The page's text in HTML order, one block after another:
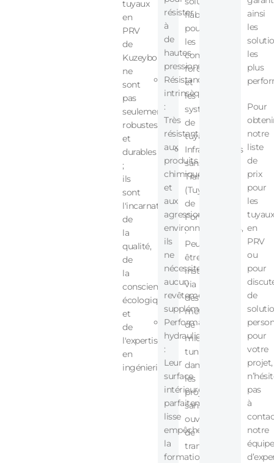
tuyaux
en
PRV
de
Kuzeyboru
ne
sont
pas
seulement
robustes
et
durables
;
ils
sont
l'incarnation
de
la
qualité,
de
la
conscience
écologique
et
de
l'expertise
en
ingénierie.
résister
à
de
hautes
pressions.
Résistance
intrinsèque
:
Très
résistants
aux
produits
chimiques
et
aux
agressions
environnementales,
ils
ne
nécessitent
aucun
revêtement
supplémentaire.
Performance
hydraulique
:
Leur
surface
intérieure
parfaitement
lisse
empêche
la
formation
fiable
pour
les
conduites
forcées
et
les
systèmes
de
tuyauterie.
Infrastructures
sans
Tranchée
(Tuyaux
de
Fonçage)
:
Peuvent
être
installés
via
des
méthodes
de
micro-
tunnelage
dans
les
projets
sans
ouverture
de
tranchée.
ainsi
les
les
plus
Pour
notre
liste
de
prix
pour
les
tuyaux
en
PRV
ou
pour
de
pour
votre
projet,
pas
à
notre
équipe